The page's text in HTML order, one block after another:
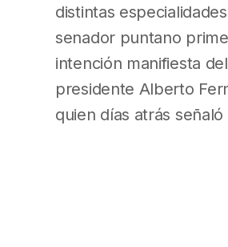
distintas
senador puntano
intención manifiesta del
presidente Alberto
quien días atrás